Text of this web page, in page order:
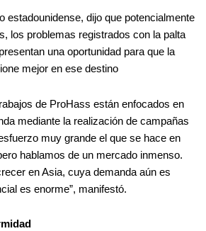
estadounidense, dijo que potencialmente
los problemas registrados con la palta
una oportunidad para que la
mejor en ese destino
de ProHass están enfocados en
mediante la realización de campañas
muy grande el que se hace en
hablamos de un mercado inmenso.
en Asia, cuya demanda aún es
es enorme”, manifestó.